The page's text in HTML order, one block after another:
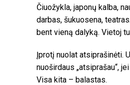
Čiuožykla, japonų kalba,
darbas, šukuosena,
bent vieną dalyką. Vietoj
Įprotį nuolat atsiprašinėti.
nuoširdaus „atsiprašau“,
Visa kita – balastas.